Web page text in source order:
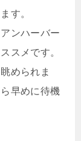
す。
ンハーバー
スメです。
められま
早めに待機